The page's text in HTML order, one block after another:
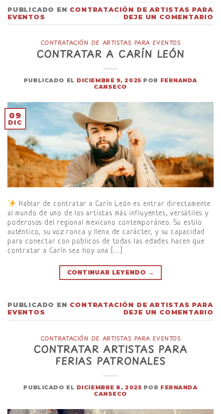
PUBLICADO EN CONTRATACIÓN DE ARTISTAS PARA
EVENTOS
DEJE UN COMENTARIO
CONTRATACIÓN DE ARTISTAS PARA EVENTOS
CONTRATAR A CARÍN LEÓN
PUBLICADO EL DICIEMBRE 9, 2025 POR FERNANDA
CANSECO
09
DIC
Hablar de contratar a Carín León es entrar directamente
al mundo de uno de los artistas más influyentes, versátiles y
poderosos del regional mexicano contemporáneo. Su estilo
auténtico, su voz ronca y llena de carácter, y su capacidad
para conectar con públicos de todas las edades hacen que
contratar a Carín sea hoy una […]
CONTINUAR LEYENDO →
PUBLICADO EN CONTRATACIÓN DE ARTISTAS PARA
EVENTOS
DEJE UN COMENTARIO
CONTRATACIÓN DE ARTISTAS PARA EVENTOS
CONTRATAR ARTISTAS PARA
FERIAS PATRONALES
PUBLICADO EL DICIEMBRE 8, 2025 POR FERNANDA
CANSECO